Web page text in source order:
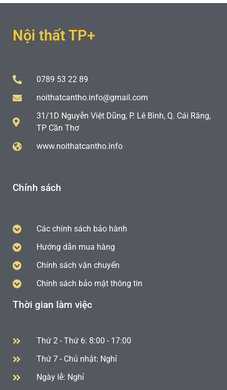
Nội thất TP+
0789 53 22 89
noithatcantho.info@gmail.com
31/1D Nguyễn Việt Dũng, P. Lê Bình, Q. Cái Răng,
TP Cần Thơ
www.noithatcantho.info
Chính sách
Các chính sách bảo hành
Hướng dẫn mua hàng
Chính sách vận chuyển
Chính sách bảo mật thông tin
Thời gian làm việc
Thứ 2 - Thứ 6: 8:00 - 17:00
Thứ 7 - Chủ nhật: Nghỉ
Ngày lễ: Nghỉ